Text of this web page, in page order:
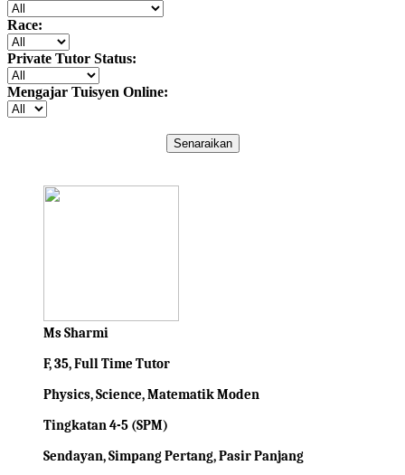
Race:
Private Tutor Status:
Mengajar Tuisyen Online:
Senaraikan
Ms Sharmi
F, 35, Full Time Tutor
Physics, Science, Matematik Moden
Tingkatan 4-5 (SPM)
Sendayan, Simpang Pertang, Pasir Panjang